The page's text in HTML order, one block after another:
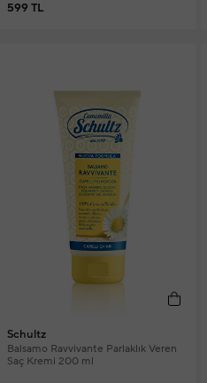
599 TL
Schultz
Balsamo Ravvivante Parlaklık Veren
Saç Kremi 200 ml